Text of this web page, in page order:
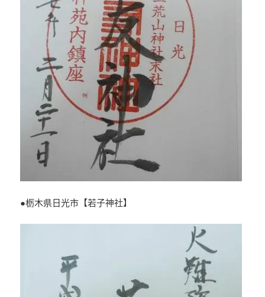
●栃木県日光市【若子神社】